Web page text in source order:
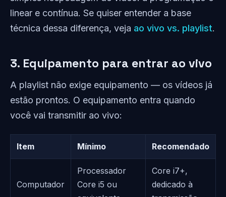
linear e contínua. Se quiser entender a base
técnica dessa diferença, veja ao vivo vs. playlist.
3. Equipamento para entrar ao vivo
A playlist não exige equipamento — os vídeos já
estão prontos. O equipamento entra quando
você vai transmitir ao vivo:
Item Mínimo Recomendado
Computador
Processador
Core i5 ou
Core i7+,
dedicado à